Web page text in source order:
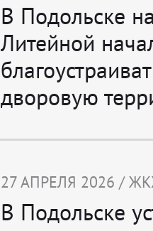
В Подольске
Литейной
дворовую
27 АПРЕЛЯ 2026 /
В Подольске